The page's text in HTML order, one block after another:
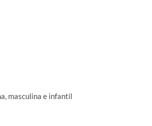
masculina e infantil